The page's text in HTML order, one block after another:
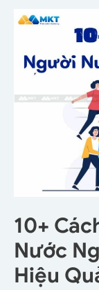
10+
Nước
Hiệu